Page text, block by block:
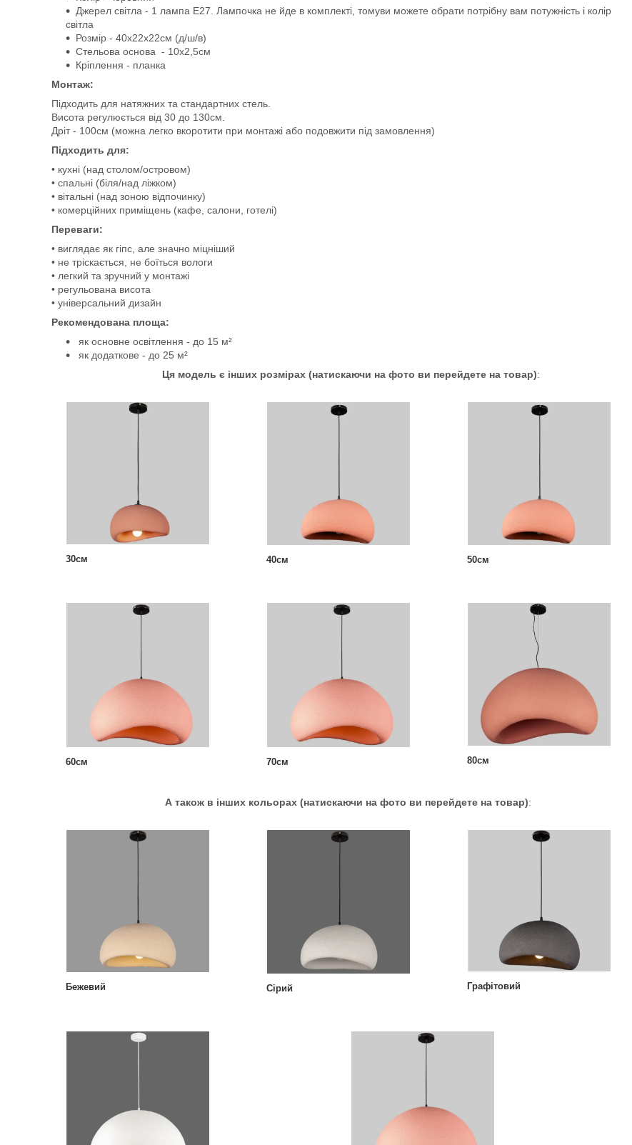
Джерел світла - 1 лампа E27. Лампочка не йде в комплекті, томуви можете обрати потрібну вам потужність і колір
світла
Розмір - 40х22х22см (д/ш/в)
Стельова основа - 10х2,5см
Кріплення - планка
Монтаж:
Підходить для натяжних та стандартних стель.
Висота регулюється від 30 до 130см.
Дріт - 100см (можна легко вкоротити при монтажі або подовжити під замовлення)
Підходить для:
• кухні (над столом/островом)
• спальні (біля/над ліжком)
• вітальні (над зоною відпочинку)
• комерційних приміщень (кафе, салони, готелі)
Переваги:
• виглядає як гіпс, але значно міцніший
• не тріскається, не боїться вологи
• легкий та зручний у монтажі
• регульована висота
• універсальний дизайн
Рекомендована площа:
як основне освітлення - до 15 м²
як додаткове - до 25 м²
Ця модель є інших розмірах (натискаючи на фото ви перейдете на товар):
30см 40см 50см
60см 70см 80см
А також в інших кольорах (натискаючи на фото ви перейдете на товар):
Бежевий Сірий Графітовий